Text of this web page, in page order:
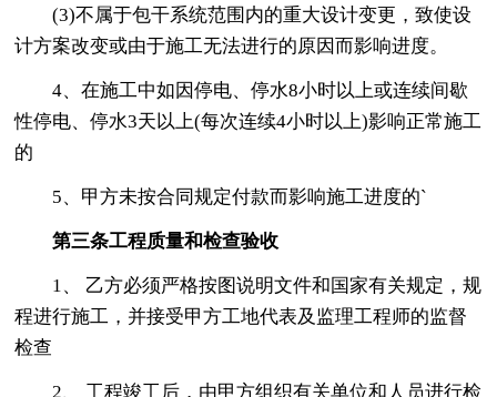
(3)不属于包干系统范围内的重大设计变更，致使设
计方案改变或由于施工无法进行的原因而影响进度。
4、在施工中如因停电、停水8小时以上或连续间歇
性停电、停水3天以上(每次连续4小时以上)影响正常施工
的
5、甲方未按合同规定付款而影响施工进度的`
第三条工程质量和检查验收
1、 乙方必须严格按图说明文件和国家有关规定，规
程进行施工，并接受甲方工地代表及监理工程师的监督
检查
2、 工程竣工后，由甲方组织有关单位和人员进行检